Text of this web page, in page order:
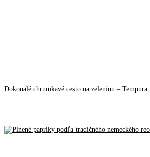
Dokonalé chrumkavé cesto na zeleninu – Tempura